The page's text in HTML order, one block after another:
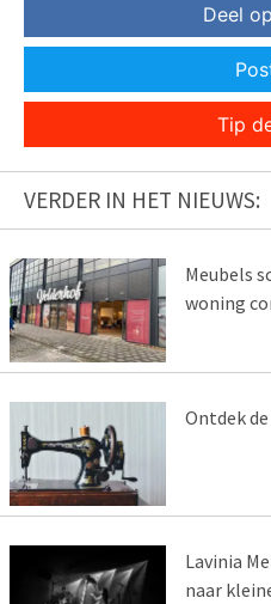
Deel
Tip
VERDER IN HET NIEUWS:
Meubels
woning
Ontdek
Lavinia
naar